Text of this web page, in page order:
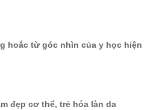
hoắc từ góc nhìn của y học hiện
đẹp cơ thể, trẻ hóa làn da